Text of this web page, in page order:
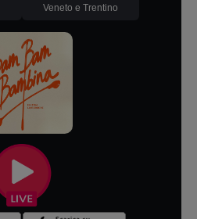
Veneto e Trentino